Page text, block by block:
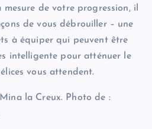
de votre progression, il
de vous débrouiller – une
à équiper qui peuvent être
intelligente pour atténuer le
vous attendent.
la Creux. Photo de :